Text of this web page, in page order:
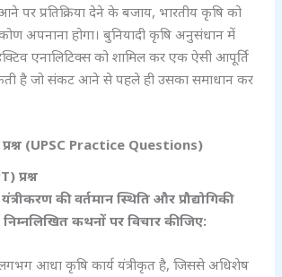
प्रतिक्रिया देने के बजाय, भारतीय कृषि को
अपनाना होगा। बुनियादी कृषि अनुसंधान में
एनालिटिक्स को शामिल कर एक ऐसी आपूर्ति
है जो संकट आने से पहले ही उसका समाधान कर
(UPSC Practice Questions)
प्रश्न
की वर्तमान स्थिति और प्रौद्योगिकी
कथनों पर विचार कीजिए:
आधा कृषि कार्य यंत्रीकृत है, जिससे अधिशेष